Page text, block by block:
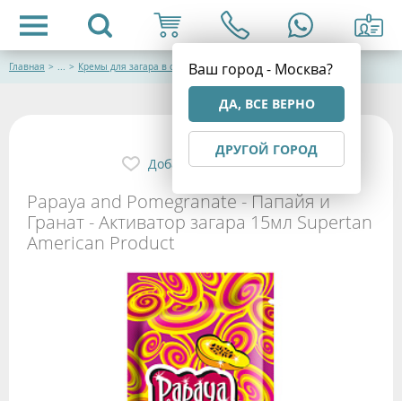
Ваш город - Москва?
ДА, ВСЕ ВЕРНО
ДРУГОЙ ГОРОД
Главная > ... > Кремы для загара в солярии
Papaya and Pomegranate - Папайя и
Гранат - Активатор загара 15мл Supertan
American Product
Добавить в избранное